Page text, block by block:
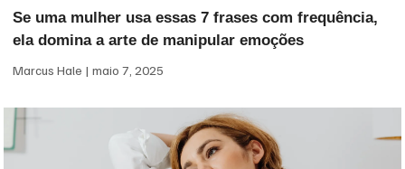
Se uma mulher usa essas 7 frases com frequência,
ela domina a arte de manipular emoções
Marcus Hale maio 7, 2025